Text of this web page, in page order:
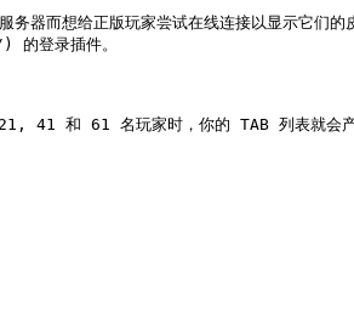
而想给正版玩家尝试在线连接以显示它们的
登录插件。
21, 41 和 61 名玩家时，你的 TAB 列表就会